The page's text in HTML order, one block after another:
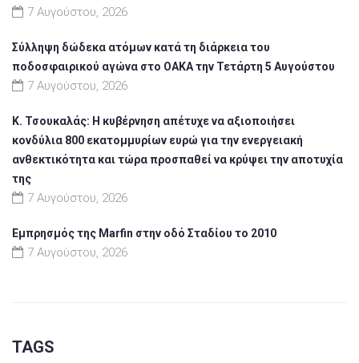
7 Αυγούστου, 2026
Σύλληψη δώδεκα ατόμων κατά τη διάρκεια του
ποδοσφαιρικού αγώνα στο ΟΑΚΑ την Τετάρτη 5 Αυγούστου
7 Αυγούστου, 2026
Κ. Τσουκαλάς: Η κυβέρνηση απέτυχε να αξιοποιήσει
κονδύλια 800 εκατομμυρίων ευρώ για την ενεργειακή
ανθεκτικότητα και τώρα προσπαθεί να κρύψει την αποτυχία
της
7 Αυγούστου, 2026
Εμπρησμός της Marfin στην οδό Σταδίου το 2010
7 Αυγούστου, 2026
TAGS